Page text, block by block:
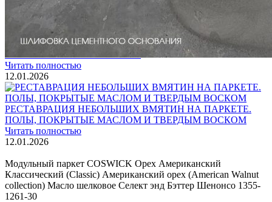
02.02.2026
ПОЛЫ, ПОКРЫТЫЕ МАСЛОМ. РЕСТАВРАЦИЯ
НЕБОЛЬШИХ ПОТЕРТОСТЕЙ
Читать полностью
12.01.2026
РЕСТАВРАЦИЯ НЕБОЛЬШИХ ВМЯТИН НА ПАРКЕТЕ.
ПОЛЫ, ПОКРЫТЫЕ МАСЛОМ И ТВЕРДЫМ ВОСКОМ
Читать полностью
12.01.2026
Модульный паркет COSWICK Орех Американский
Классический (Classic) Американский орех (American Walnut
collection) Масло шелковое Селект энд Бэттер Шенонсо 1355-
1261-30